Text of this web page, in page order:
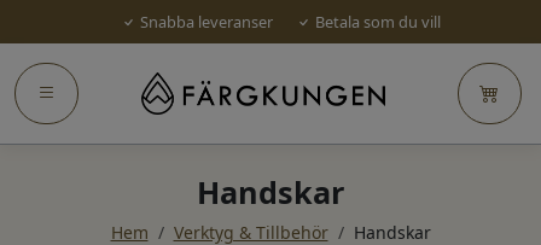
Snabba leveranser Betala som du vill
Handskar
Hem / Verktyg & Tillbehör / Handskar